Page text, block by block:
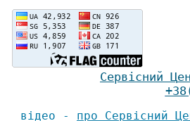
Сервісний Ц
відео - про Сервісний